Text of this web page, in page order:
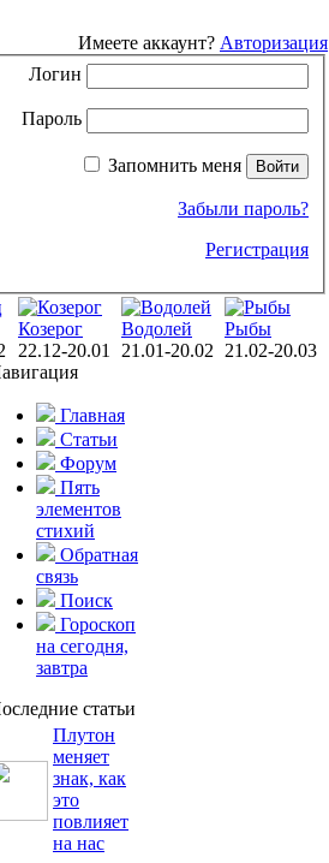
Имеете аккаунт? Авторизация
Логин
Пароль
Запомнить меня
Забыли пароль?
Регистрация
Козерог
22.12-20.01
Водолей
21.01-20.02
Рыбы
21.02-20.03
Главная
Статьи
Форум
Пять
элементов
стихий
Обратная
связь
Поиск
Гороскоп
на сегодня,
завтра
статьи
Плутон
меняет
знак, как
это
повлияет
на нас